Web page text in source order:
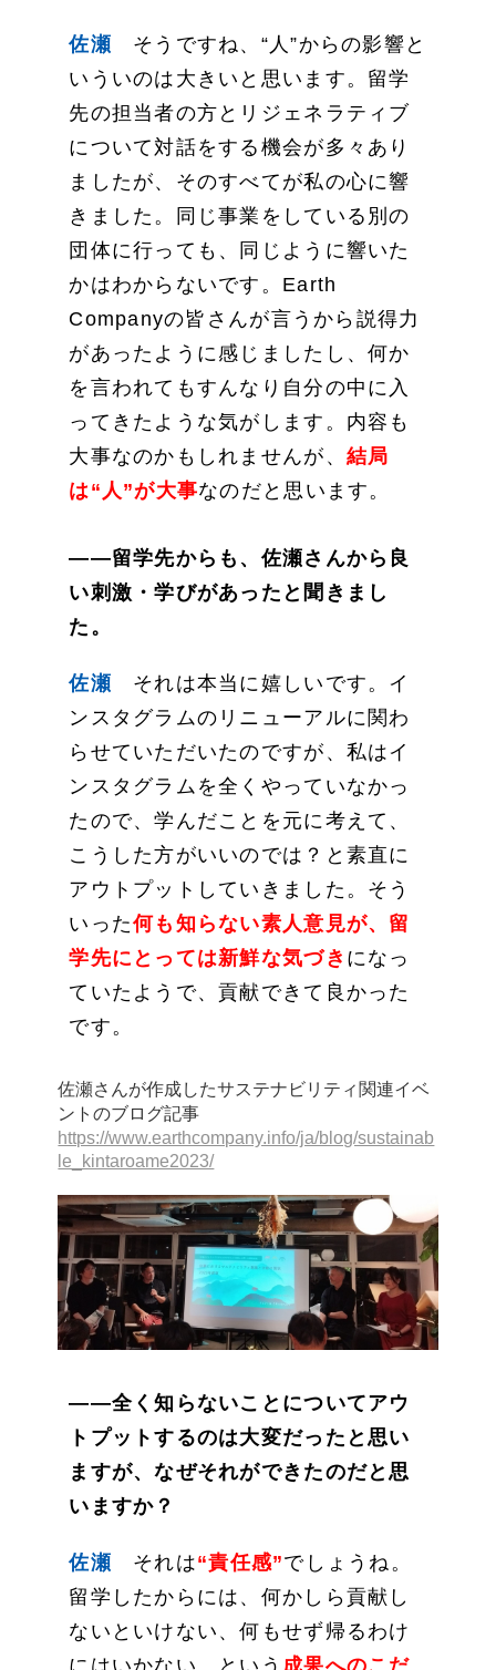
佐瀬 そうですね、“人”からの影響と
いういのは大きいと思います。留学
先の担当者の方とリジェネラティブ
について対話をする機会が多々あり
ましたが、そのすべてが私の心に響
きました。同じ事業をしている別の
団体に行っても、同じように響いた
かはわからないです。Earth
Companyの皆さんが言うから説得力
があったように感じましたし、何か
を言われてもすんなり自分の中に入
ってきたような気がします。内容も
大事なのかもしれませんが、 結局
は“人”が大事なのだと思います。
——留学先からも、佐瀬さんから良
い刺激・学びがあったと聞きまし
た。
佐瀬 それは本当に嬉しいです。イ
ンスタグラムのリニューアルに関わ
らせていただいたのですが、私はイ
ンスタグラムを全くやっていなかっ
たので、学んだことを元に考えて、
こうした方がいいのでは？と素直に
アウトプットしていきました。そう
いった何も知らない素人意見が、留
学先にとっては新鮮な気づき になっ
ていたようで、貢献できて良かった
です。
佐瀬さんが作成したサステナビリティ関連イベ
ントのブログ記事
https://www.earthcompany.info/ja/blog/sustainab
le_kintaroame2023/
——全く知らないことについてアウ
トプットするのは大変だったと思い
ますが、なぜそれができたのだと思
いますか？
佐瀬 それは“責任感”でしょうね。
留学したからには、何かしら貢献し
ないといけない、何もせず帰るわけ